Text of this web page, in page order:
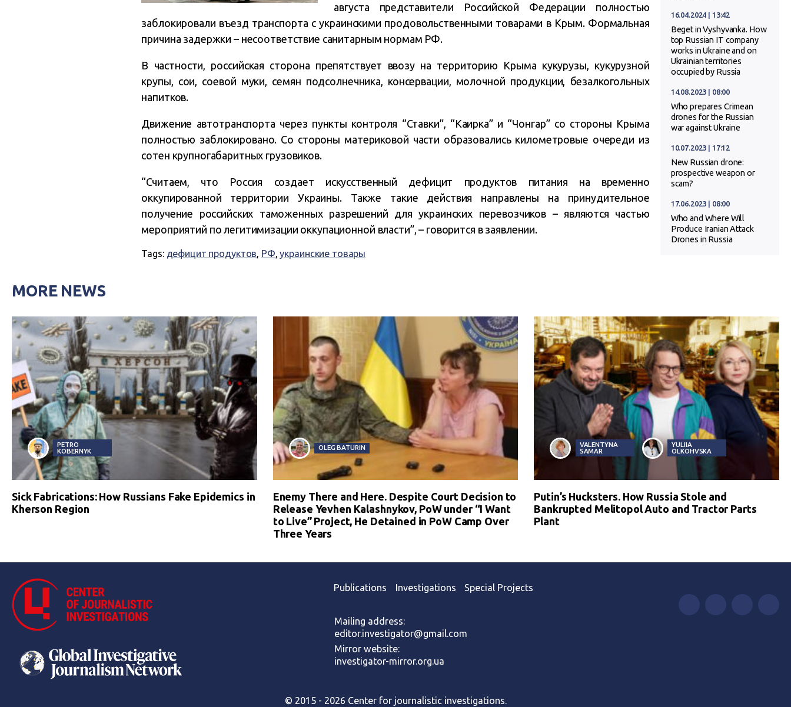
августа представители Российской Федерации полностью
заблокировали въезд транспорта с украинскими продовольственными товарами в Крым. Формальная
причина задержки – несоответствие санитарным нормам РФ.
В частности, российская сторона препятствует ввозу на территорию Крыма кукурузы, кукурузной
крупы, сои, соевой муки, семян подсолнечника, консервации, молочной продукции, безалкогольных
напитков.
Движение автотранспорта через пункты контроля “Ставки”, “Каирка” и “Чонгар” со стороны Крыма
полностью заблокировано. Со стороны материковой части образовались километровые очереди из
сотен крупногабаритных грузовиков.
“Считаем, что Россия создает искусственный дефицит продуктов питания на временно
оккупированной территории Украины. Также такие действия направлены на принудительное
получение российских таможенных разрешений для украинских перевозчиков – являются частью
мероприятий по легитимизации оккупационной власти”, – говорится в заявлении.
Tags: дефицит продуктов, РФ,украинские товары
16.04.2024 | 13:42
Beget in Vyshyvanka. How
top Russian IT company
works in Ukraine and on
Ukrainian territories
occupied by Russia
14.08.2023 | 08:00
Who prepares Crimean
drones for the Russian
war against Ukraine
10.07.2023 | 17:12
New Russian drone:
prospective weapon or
scam?
17.06.2023 | 08:00
Who and Where Will
Produce Iranian Attack
Drones in Russia
MORE NEWS
PETRO
KOBERNYK
Sick Fabrications: How Russians Fake Epidemics in
Kherson Region
OLEG BATURIN
Enemy There and Here. Despite Court Decision to
Release Yevhen Kalashnykov, PoW under “I Want
to Live” Project, He Detained in PoW Camp Over
Three Years
VALENTYNA
SAMAR
YULIIA
OLKOHVSKA
Putin’s Hucksters. How Russia Stole and
Bankrupted Melitopol Auto and Tractor Parts
Plant
Publications Investigations Special Projects
Mailing address:
editor.investigator@gmail.com
Mirror website:
investigator-mirror.org.ua
© 2015 - 2026 Center for journalistic investigations.